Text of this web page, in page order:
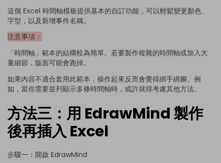
這個 Excel 時間軸模板提供基本的自訂功能，可以輕鬆變更顏色、
字型，以及新增事件名稱。
注意事項：
「時間軸」範本的結構較為簡單。若要製作複雜的時間軸或加入大
量細節，版面可能會跑掉。
如果內容不適合套用此範本，操作起來反而會覺得綁手綁腳。例
如，當你需要並列顯示多條時間軸時，或許就得考慮其他方法。
方法三：用 EdrawMind 製作
後再插入 Excel
步驟一：開啟 EdrawMind